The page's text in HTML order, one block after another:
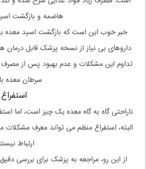
هاضمه و بازگشت
خبر خوب این است که بازگشت اسید معده
داروهای بی نیاز از نسخه پزشک قابل
تداوم این مشکلات و عدم بهبود پس از مصرف
سرطان معده
استفراغ
ناراحتی گاه به گاه معده یک چیز است، اما
البته، استفراغ منظم می تواند معرف مشکلات
ارتباط
از این رو، مراجعه به پزشک برای بررسی